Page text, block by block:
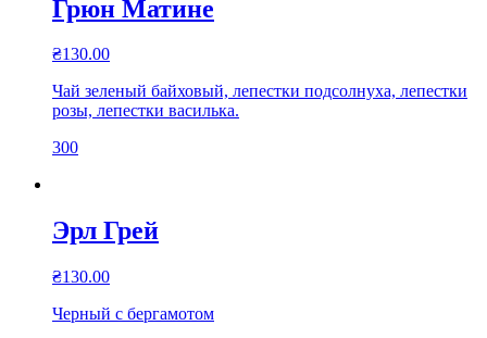
Грюн Матине
₴130.00
Чай зеленый байховый, лепестки подсолнуха, лепестки
розы, лепестки василька.
300
Эрл Грей
₴130.00
Черный с бергамотом